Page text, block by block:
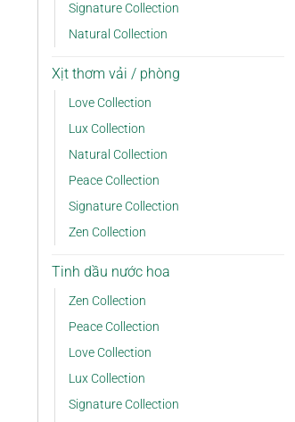
Signature Collection
Natural Collection
Xịt thơm vải / phòng
Love Collection
Lux Collection
Natural Collection
Peace Collection
Signature Collection
Zen Collection
Tinh dầu nước hoa
Zen Collection
Peace Collection
Love Collection
Lux Collection
Signature Collection